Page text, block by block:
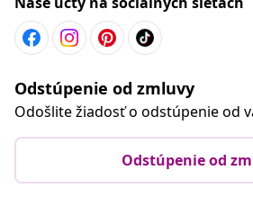
Odstúpenie od zmluvy
Odošlite žiadosť o odstúpenie od
Odstúpenie od